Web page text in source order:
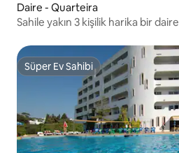
Daire - Quarteira
Sahile yakın 3 kişilik harika bir daire
Süper Ev Sahibi
Süper Ev Sahibi